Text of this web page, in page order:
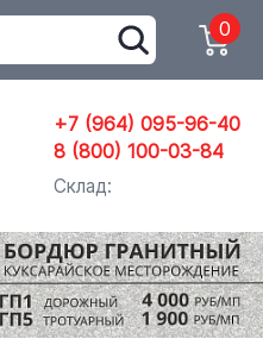
0
+7 (964) 095-96-40
8 (800) 100-03-84
Склад: